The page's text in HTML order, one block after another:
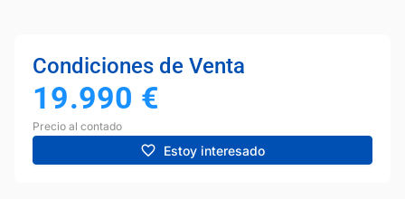
Condiciones de Venta
19.990 €
Precio al contado
Estoy interesado